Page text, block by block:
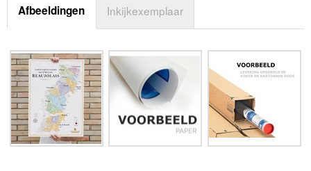
Afbeeldingen Inkijkexemplaar